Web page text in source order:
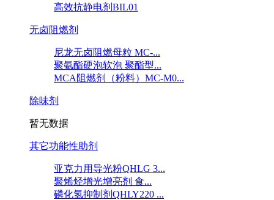
高效抗静电剂BIL01
无卤阻燃剂
尼龙无卤阻燃母粒 MC-...
聚氨酯硬泡软泡 聚酯型...
MCA阻燃剂（粉料）MC-M0...
除味剂
暂无数据
其它功能性助剂
亚克力用导光粉QHLG 3...
聚烯烃增光增亮剂 食...
磷化氢抑制剂QHLY220 ...